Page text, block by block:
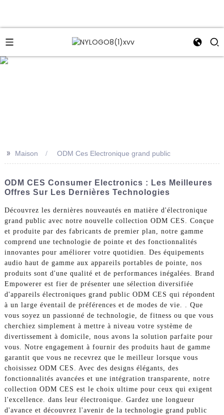
>> Maison ODM Ces Electronique grand public
ODM CES Consumer Electronics : Les Meilleures
Offres Sur Les Dernières Technologies
Découvrez les dernières nouveautés en matière d'électronique
grand public avec notre nouvelle collection ODM CES. Conçue
et produite par des fabricants de premier plan, notre gamme
comprend une technologie de pointe et des fonctionnalités
innovantes pour améliorer votre quotidien. Des équipements
audio haut de gamme aux appareils portables de pointe, nos
produits sont d'une qualité et de performances inégalées. Brand
Empowerer est fier de présenter une sélection diversifiée
d'appareils électroniques grand public ODM CES qui répondent
à un large éventail de préférences et de modes de vie. . Que
vous soyez un passionné de technologie, de fitness ou que vous
cherchiez simplement à mettre à niveau votre système de
divertissement à domicile, nous avons la solution parfaite pour
vous. Notre engagement à fournir des produits haut de gamme
garantit que vous ne recevrez que le meilleur lorsque vous
choisissez ODM CES. Avec des designs élégants, des
fonctionnalités avancées et une intégration transparente, notre
collection ODM CES est le choix ultime pour ceux qui exigent
l'excellence. dans leur électronique. Gardez une longueur
d'avance et découvrez l'avenir de la technologie grand public